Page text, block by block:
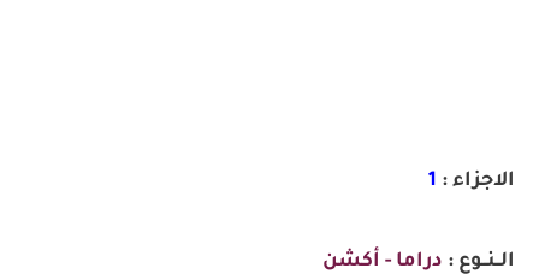
الاجزاء : 1
الــنــوع : دراما - أكشن